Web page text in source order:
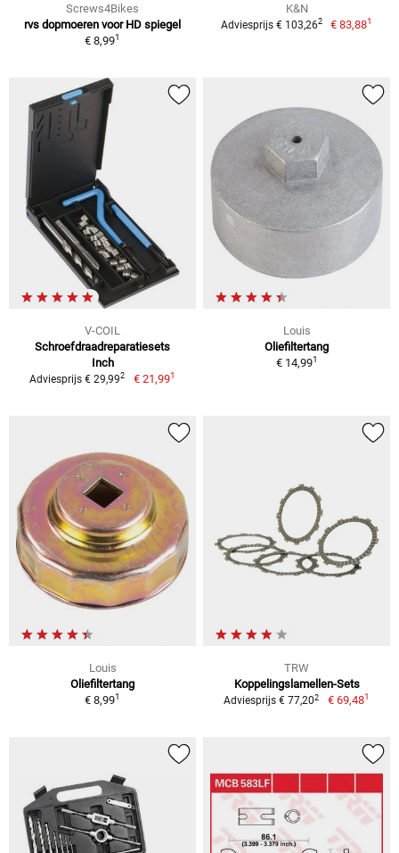
Screws4Bikes
rvs dopmoeren voor HD spiegel
€ 8,991
K&N
Adviesprijs € 103,262 € 83,881
V-COIL
Schroefdraadreparatiesets
Inch
Adviesprijs € 29,992 € 21,991
Louis
Oliefiltertang
€ 14,991
Louis
Oliefiltertang
€ 8,991
TRW
Koppelingslamellen-Sets
Adviesprijs € 77,202 € 69,481